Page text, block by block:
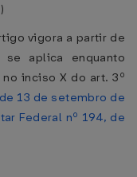
vigora a partir de
aplica enquanto
inciso X do art. 3º
13 de setembro de
Federal nº 194, de